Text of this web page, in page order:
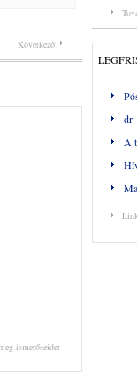
Következő
ismerőseidet
dr.
A